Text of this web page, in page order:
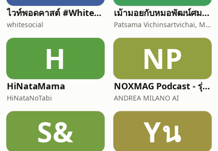
ไวท์พอดคาสต์ #WhitePodcast | White Channel | ไวท์แชนแนล
whitesocial
เม้ามอยกับหมอพัฒน์ศมา Chit chat with Dr. Pat
Patsama Vichinsartvichai, MD., MClinEmbryol, EFOG-EBCOG, EFRM-ESHRE/EBCOG.
H
HiNataMama
HiNataNoTabi
NP
NOXMAG Podcast - รุ่นภาษาไทย
ANDREA MILANO AI
S& Yน